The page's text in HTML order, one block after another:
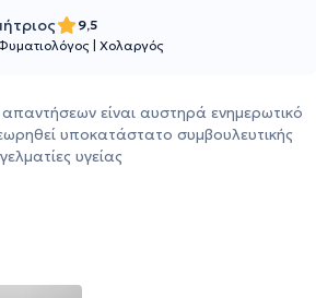
9,5
Χολαργός
είναι αυστηρά ενημερωτικό
υποκατάστατο συμβουλευτικής
υγείας